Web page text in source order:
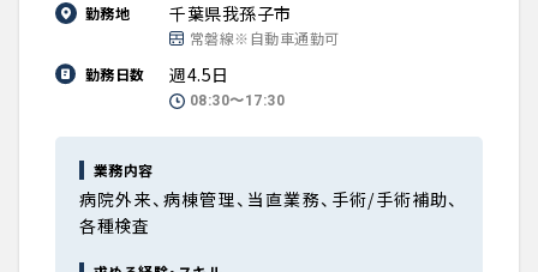
勤務地 千葉県我孫子市
常磐線※自動車通勤可
勤務日数
週4.5日
08:30〜17:30
業務内容
病院外来、病棟管理、当直業務、手術/手術補助、
各種検査